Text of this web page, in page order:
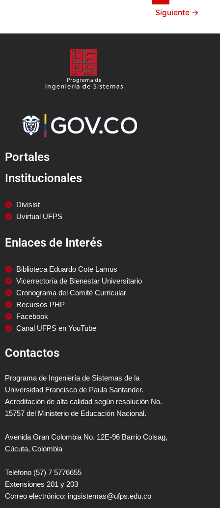
Siguiente →
Portales
Institucionales
Divisist
Uvirtual UFPS
Enlaces de Interés
Biblioteca Eduardo Cote Lamus
Vicerrectoría de Bienestar Universitario
Cronograma del Comité Curricular
Recursos PHP
Facebook
Canal UFPS en YouTube
Contactos
Programa de Ingeniería de Sistemas de la
Universidad Francisco de Paula Santander.
Acreditación de alta calidad según resolución No.
15757 del Ministerio de Educación Nacional.
Avenida Gran Colombia No. 12E-96 Barrio Colsag,
Cúcuta, Colombia
Teléfono (57) 7 5776655
Extensiones 201 y 203
Correo electrónico: ingsistemas@ufps.edu.co